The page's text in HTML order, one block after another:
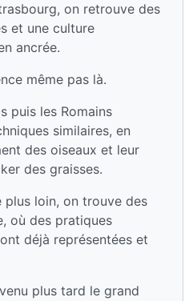
on retrouve des
et une culture
ancrée.
même pas là.
puis les Romains
similaires, en
des oiseaux et leur
des graisses.
plus loin, on trouve des
où des pratiques
déjà représentées et
plus tard le grand